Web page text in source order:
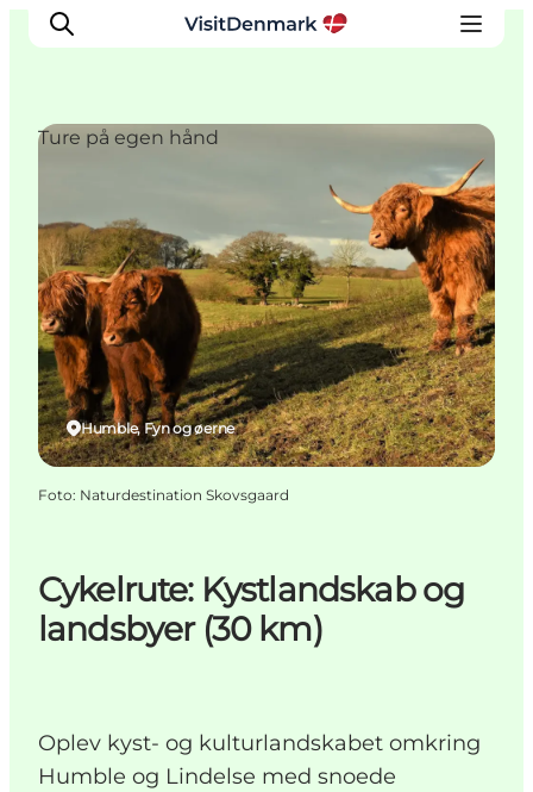
Destinationer
Oplevelser
Overnatning
Planlæg ferien
Cykelrute: Kystlandskab og
landsbyer (30 km)
Oplev kyst- og kulturlandskabet omkring
Humble og Lindelse med snoede
Humble, Fyn og øerne
Ture på egen hånd
Foto: Naturdestination Skovsgaard